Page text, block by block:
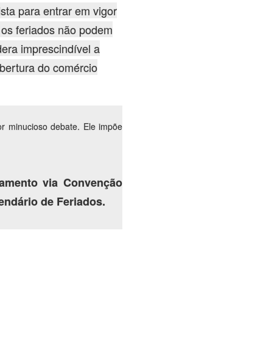
para entrar em vigor
feriados não podem
imprescindível a
do comércio
minucioso debate. Ele impõe
via Convenção
de Feriados.